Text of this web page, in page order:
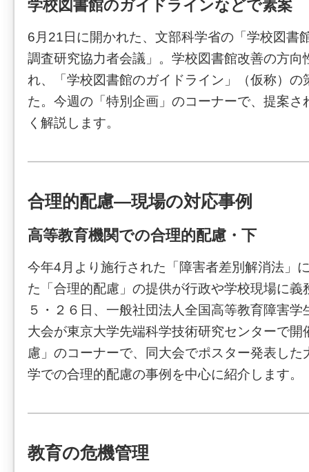
学校図書館のガイドラインなどで素案
6月21日に開かれた、文部科学省の「学校図書
調査研究協力者会議」。学校図書館改善の方向
れ、「学校図書館のガイドライン」（仮称）の
た。今週の「特別企画」のコーナーで、提案さ
く解説します。
合理的配慮―現場の対応事例
高等教育機関での合理的配慮・下
今年4月より施行された「障害者差別解消法」
た「合理的配慮」の提供が行政や学校現場に義
５・２６日、一般社団法人全国高等教育障害
大会が東京大学先端科学技術研究センターで開
慮」のコーナーで、同大会でポスター発表した
学での合理的配慮の事例を中心に紹介します。
教育の危機管理